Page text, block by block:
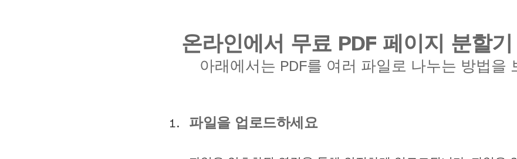
온라인에서 무료 PDF 페이지 분할
아래에서는 PDF를 여러 파일로 나누는 방법을
파일을 업로드하세요